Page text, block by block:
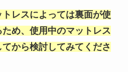
レスによっては裏面が使
め、使用中のマットレス
から検討してみてくださ